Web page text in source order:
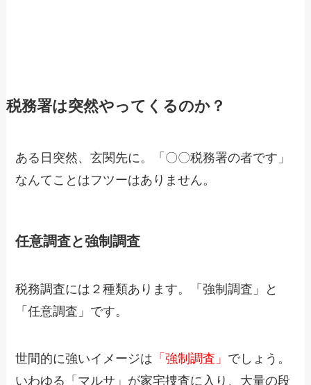
税務署は突然やってくるのか？
ある日突然、玄関先に。「〇〇税務署の者です」
なんてことはフツーはありません。
任意調査と強制調査
税務調査には２種類あります。「強制調査」と
「任意調査」です。
世間的に強いイメージは 「強制調査」 でしょう。
いわゆる「マルサ」が家宅捜査に入り、大量の段